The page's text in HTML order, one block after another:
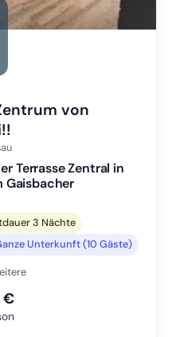
Slide 1 wechseln
Slide 2 wechseln
Slide 3 wechseln
Slide 4 wechseln
Slide 5 wechseln
Slide 6 wechseln
von
Terrasse Zentral in
Gaisbacher
3 Nächte
Unterkunft (10 Gäste)
€